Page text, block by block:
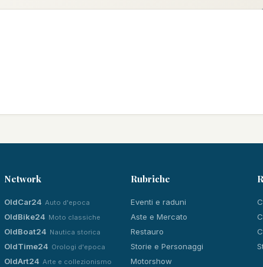
Network
OldCar24 Auto d'epoca
OldBike24 Moto classiche
OldBoat24 Nautica storica
OldTime24 Orologi d'epoca
OldArt24 Arte e collezionismo
Rubriche
Eventi e raduni
Aste e Mercato
Restauro
Storie e Personaggi
Motorshow